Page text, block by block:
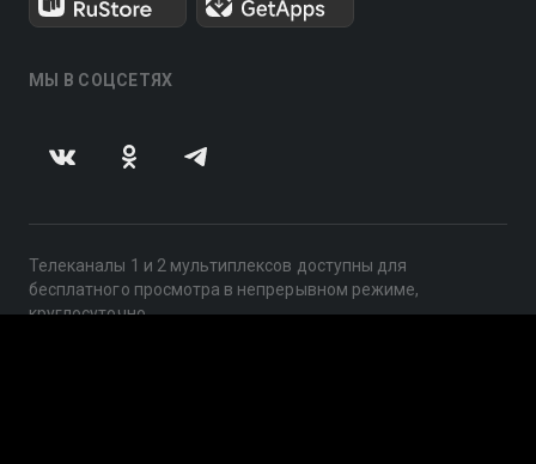
МЫ В СОЦСЕТЯХ
Телеканалы 1 и 2 мультиплексов доступны для
бесплатного просмотра в непрерывном режиме,
круглосуточно.